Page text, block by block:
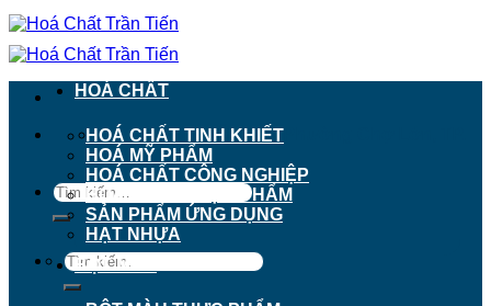
Chuyển
đến
nội
911 - 913 Nguyễn Trãi, Phường Chợ Lớn, TP.
Hồ Chí Minh
Tìm
kiếm:
Tìm
kiếm:
HOÁ CHẤT
HOÁ CHẤT TINH KHIẾT
HOÁ MỸ PHẨM
HOÁ CHẤT CÔNG NGHIỆP
HOÁ CHẤT THỰC PHẨM
SẢN PHẨM ỨNG DỤNG
HẠT NHỰA
BỘT MÀU